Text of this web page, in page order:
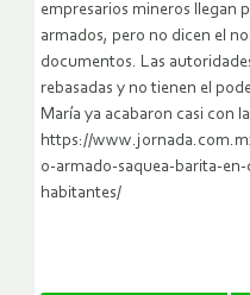
empresarios mineros llegan
armados, pero no dicen el
documentos. Las
rebasadas y no tienen el
María ya acabaron casi con
https://
o-armado-saquea-barita-
habitantes/